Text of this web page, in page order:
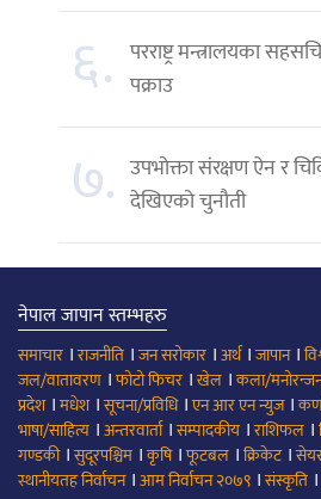
६. परराष्ट्र मन्त्रालयका
पक्राउ
७. उपभोक्ता संरक्षण ऐन र
देखिएको चुनौती
नेपाल जापान स्तम्भहरु
समाचार ।राजनीति ।जन सरोकार ।अर्थ।जापान।
जल/वातावरण ।फोटो फिचर ।खेल ।कला/
प्रदेश।मधेश।सूचना/प्रविधि।एन आर एन न्युज।
भाषा/साहित्य ।अन्तरवार्ता।सम्पादकीय ।राशिफल ।
गण्डकी।सुदूरपश्चिम ।कृषि।फूटबल ।क्रिकेट।
स्थानीयतह निर्वाचन।आम निर्वाचन २०७९ ।संस्कृति ।